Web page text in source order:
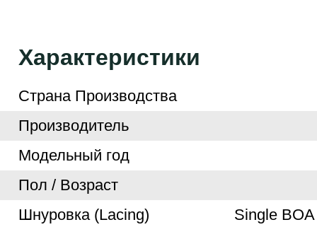
Характеристики
Страна Производства
Производитель
Модельный год
Пол / Возраст
Шнуровка (Lacing)
Single